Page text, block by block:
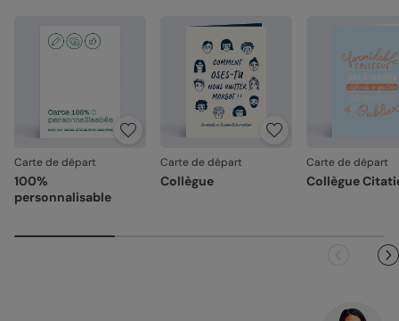
Carte de départ
100%
personnalisable
Carte de départ
Collègue
Carte de départ
Collègue